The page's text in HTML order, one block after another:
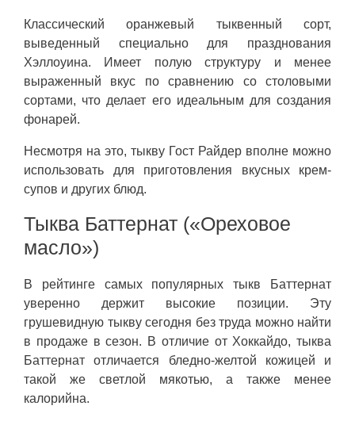
Классический оранжевый тыквенный сорт,
выведенный специально для празднования
Хэллоуина. Имеет полую структуру и менее
выраженный вкус по сравнению со столовыми
сортами, что делает его идеальным для создания
фонарей.
Несмотря на это, тыкву Гост Райдер вполне можно
использовать для приготовления вкусных крем-
супов и других блюд.
Тыква Баттернат («Ореховое
масло»)
В рейтинге самых популярных тыкв Баттернат
уверенно держит высокие позиции. Эту
грушевидную тыкву сегодня без труда можно найти
в продаже в сезон. В отличие от Хоккайдо, тыква
Баттернат отличается бледно-желтой кожицей и
такой же светлой мякотью, а также менее
калорийна.